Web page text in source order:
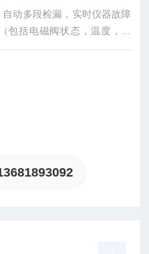
动多段检漏，实时仪器故障
包括电磁阀状态，温度，压